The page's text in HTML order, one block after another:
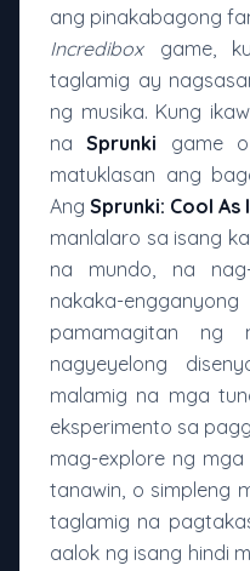
ang pinakabagong
Incrediboxgame,
taglamig ay
ng musika. Kung
naSprunki game
matuklasan ang
Ang Sprunki: Cool As
manlalaro sa isang
na mundo, na
nakaka-
pamamagitan ng
nagyeyelong
malamig na mga
eksperimento sa
mag-explore ng
tanawin, o simpleng
taglamig na
aalok ng isang hindi